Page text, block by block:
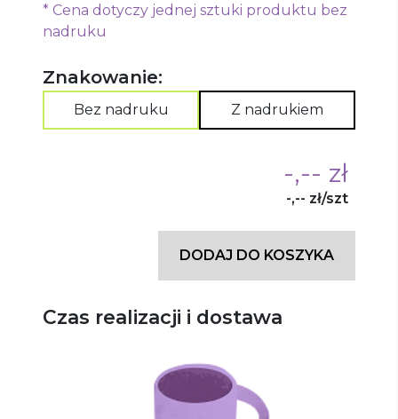
* Cena dotyczy jednej sztuki produktu bez
nadruku
Znakowanie:
Bez nadruku Z nadrukiem
-,-- zł
-,-- zł/szt
DODAJ DO KOSZYKA
Czas realizacji i dostawa